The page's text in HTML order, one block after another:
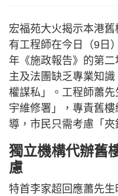
宏福苑大火揭示本港
有工程師在今日（9日
年《施政報告》的第
主及法團缺乏專業知
權謀私」。工程師蕭
宇維修署」，專責舊
導，市民只需考慮「
獨立機構代辦舊
慮
特首李家超回應蕭先